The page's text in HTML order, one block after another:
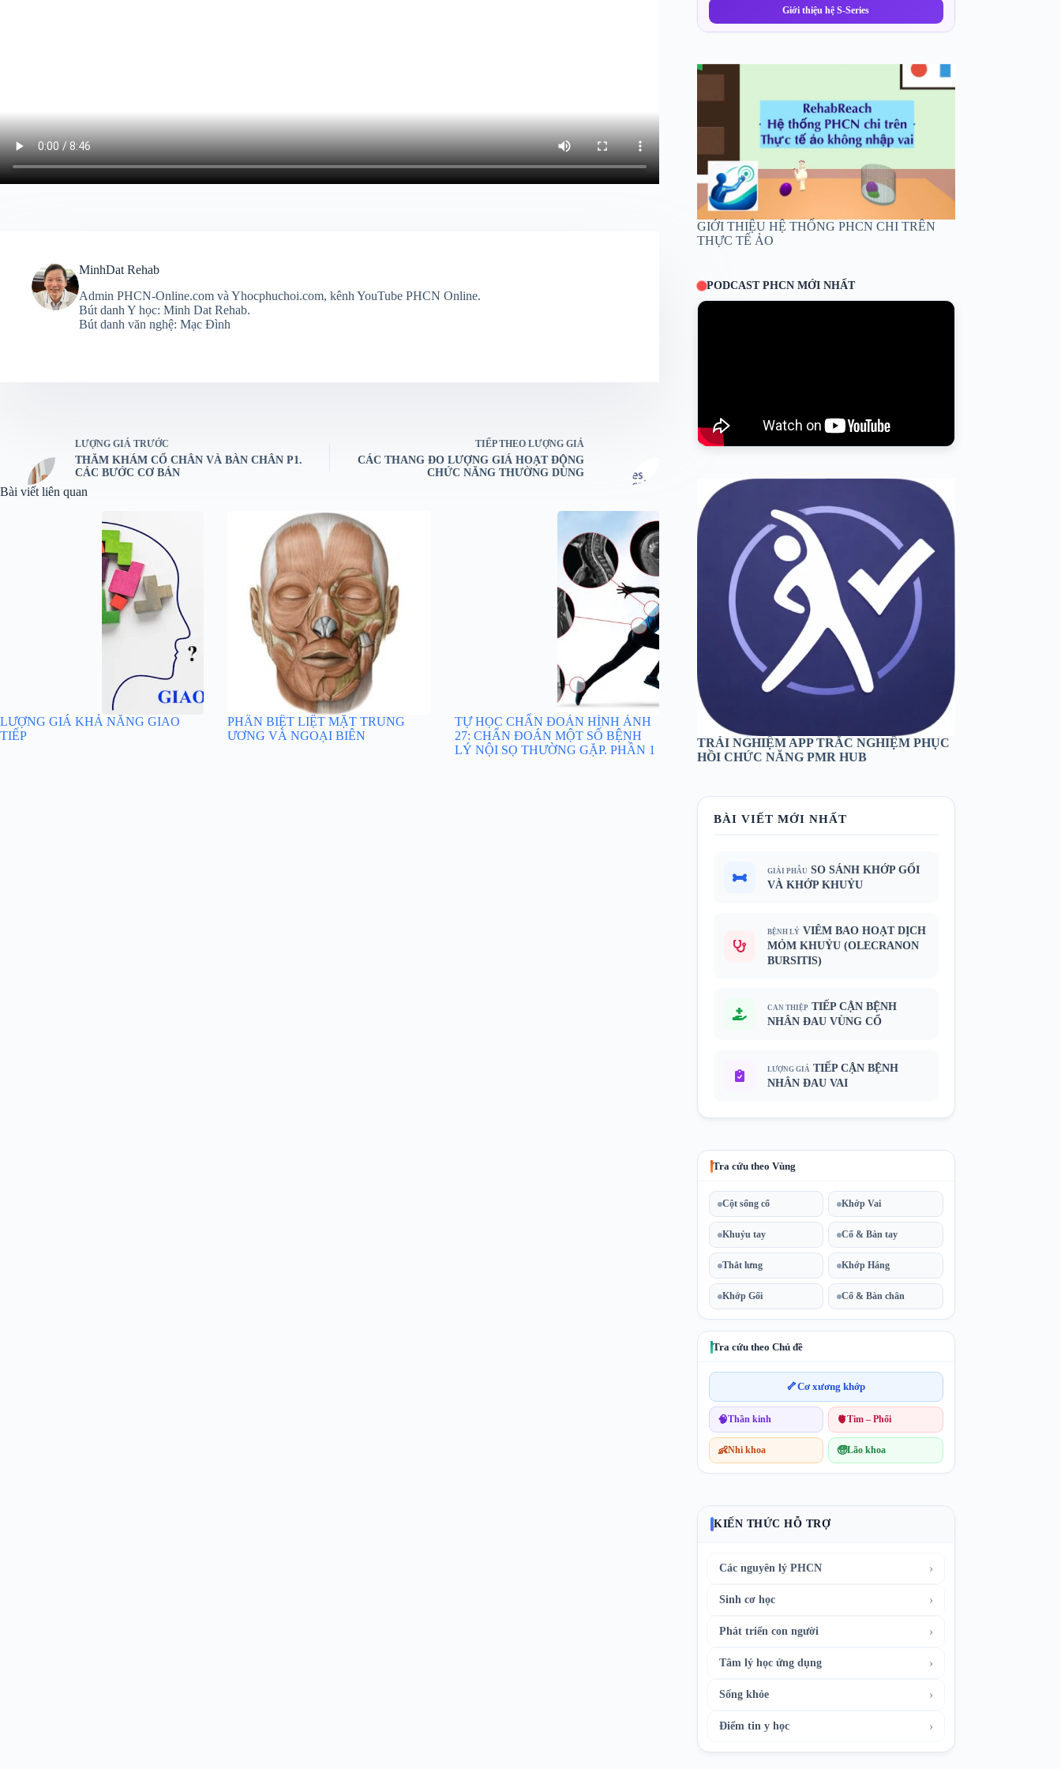
MinhDat Rehab
Admin PHCN-Online.com và Yhocphuchoi.com, kênh YouTube PHCN Online.
Bút danh Y học: Minh Dat Rehab.
Bút danh văn nghệ: Mạc Đình
LƯỢNG GIÁ TRƯỚC
THĂM KHÁM CỔ CHÂN VÀ BÀN CHÂN P1.
CÁC BƯỚC CƠ BẢN
TIẾP THEO LƯỢNG GIÁ
CÁC THANG ĐO LƯỢNG GIÁ HOẠT ĐỘNG
CHỨC NĂNG THƯỜNG DÙNG
Bài viết liên quan
LƯỢNG GIÁ KHẢ NĂNG GIAO
TIẾP
PHÂN BIỆT LIỆT MẶT TRUNG
ƯƠNG VÀ NGOẠI BIÊN
TỰ HỌC CHẨN ĐOÁN HÌNH ẢNH
27: CHẨN ĐOÁN MỘT SỐ BỆNH
LÝ NỘI SỌ THƯỜNG GẶP. PHẦN 1
Giới thiệu hệ S-Series
GIỚI THIỆU HỆ THỐNG PHCN CHI TRÊN
THỰC TẾ ẢO
PODCAST PHCN MỚI NHẤT
TRẢI NGHIỆM APP TRẮC NGHIỆM PHỤC
HỒI CHỨC NĂNG PMR HUB
BÀI VIẾT MỚI NHẤT
GIẢI PHẪU SO SÁNH KHỚP GỐI
VÀ KHỚP KHUỶU
BỆNH LÝ VIÊM BAO HOẠT DỊCH
MỎM KHUỶU (OLECRANON
BURSITIS)
CAN THIỆP TIẾP CẬN BỆNH
NHÂN ĐAU VÙNG CỔ
LƯỢNG GIÁ TIẾP CẬN BỆNH
NHÂN ĐAU VAI
Tra cứu theo Vùng
Cột sống cổ Khớp Vai
Khuỷu tay Cổ & Bàn tay
Thắt lưng Khớp Háng
Khớp Gối Cổ & Bàn chân
Tra cứu theo Chủ đề
🦴Cơ xương khớp
🧠Thần kinh 🫀Tim – Phổi
👶Nhi khoa 🧓Lão khoa
KIẾN THỨC HỖ TRỢ
Các nguyên lý PHCN ›
Sinh cơ học ›
Phát triển con người ›
Tâm lý học ứng dụng ›
Sống khỏe ›
Điểm tin y học ›